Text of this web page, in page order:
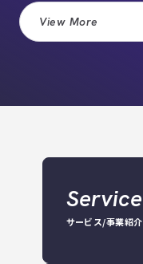
View More
Service
サービス/事業紹介